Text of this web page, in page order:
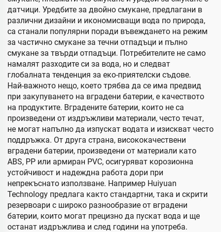
датчици. Уредбите за двойно смукане, предлагани в
различни дизайни и икономисващи вода по природа,
са станали популярни поради въвеждането на режим
за частично смукане за течни отпадъци и пълно
смукане за твърди отпадъци. Потребителите не само
намалят разходите си за вода, но и следват
глобалната тенденция за еко-приятелски съдове.
Най-важното нещо, което трябва да се има предвид
при закупуването на вградени батерии, е качеството
на продуктите. Вградените батерии, които не са
произведени от издръжливи материали, често течат,
не могат напълно да изпускат водата и изискват често
поддръжка. От друга страна, висококачествени
вградени батерии, произведени от материали като
ABS, PP или армиран PVC, осигуряват корозионна
устойчивост и надеждна работа дори при
непрекъснато използване. Например Huiyuan
Technology предлага както стандартни, така и скрити
резервоари с широко разнообразие от вградени
батерии, които могат прецизно да пускат вода и ще
останат издръжливa и след години на употреба.